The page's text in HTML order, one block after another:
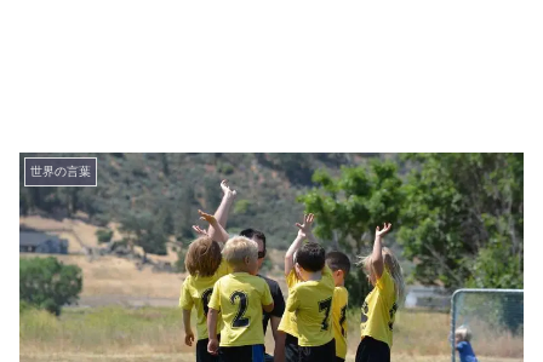
世界の言葉